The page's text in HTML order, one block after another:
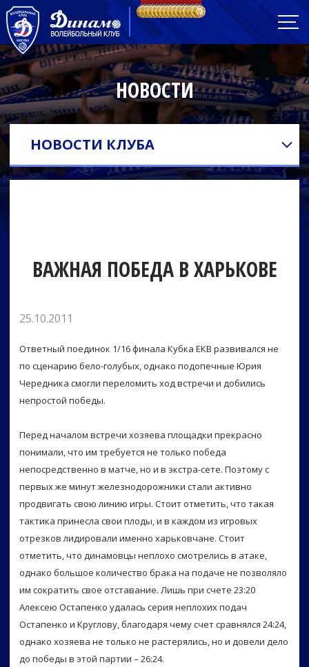
НОВОСТИ
НОВОСТИ КЛУБА
ВАЖНАЯ ПОБЕДА В ХАРЬКОВЕ
25.10.2011
Ответный поединок 1/16 финала Кубка ЕКВ развивался не
по сценарию бело-голубых, однако подопечные Юрия
Чередника смогли переломить ход встречи и добились
непростой победы.
Перед началом встречи хозяева площадки прекрасно
понимали, что им требуется не только победа
непосредственно в матче, но и в экстра-сете. Поэтому с
первых же минут железнодорожники стали активно
продвигать свою линию игры. Стоит отметить, что такая
тактика принесла свои плоды, и в каждом из игровых
отрезков лидировали именно харьковчане. Стоит
отметить, что динамовцы неплохо смотрелись в атаке,
однако большое количество брака на подаче не позволяло
им сократить свое отставание. Лишь при счете 23:20
Алексею Остапенко удалась серия неплохих подач
Остапенко и Круглову, благодаря чему счет сравнялся 24:24,
однако хозяева не только не растерялись, но и довели дело
до победы в этой партии – 26:24.